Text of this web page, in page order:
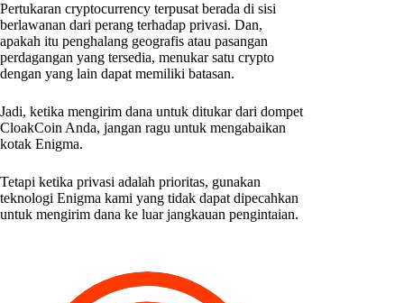
Pertukaran cryptocurrency terpusat berada di sisi
berlawanan dari perang terhadap privasi. Dan,
apakah itu penghalang geografis atau pasangan
perdagangan yang tersedia, menukar satu crypto
dengan yang lain dapat memiliki batasan.
Jadi, ketika mengirim dana untuk ditukar dari dompet
CloakCoin Anda, jangan ragu untuk mengabaikan
kotak Enigma.
Tetapi ketika privasi adalah prioritas, gunakan
teknologi Enigma kami yang tidak dapat dipecahkan
untuk mengirim dana ke luar jangkauan pengintaian.